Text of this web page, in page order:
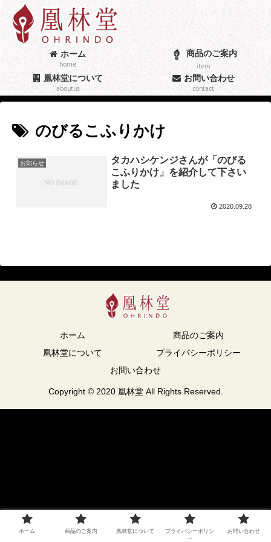
ホーム
home
商品のご案内
item
凰林堂について
aboutus
お問い合わせ
contact
のびるこふりかけ
お知らせ
タカハシケンジさんが「のびる
こふりかけ」を紹介して下さい
ました
2020.09.28
ホーム
商品のご案内
凰林堂について
プライバシーポリシー
お問い合わせ
Copyright © 2020 凰林堂 All Rights Reserved.
ホーム 商品のご案内 凰林堂について
プライバシーポリシ
ー
お問い合わせ